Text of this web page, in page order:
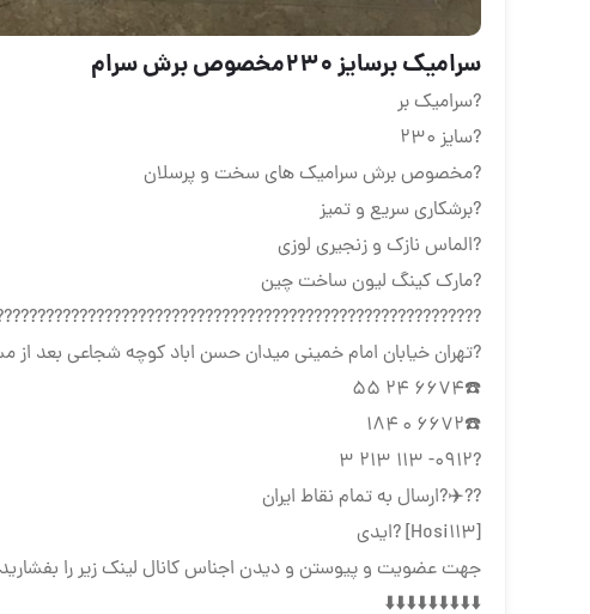
سرامیک برسایز ۲۳۰مخصوص برش سرام
?سرامیک بر
?سایز ۲۳۰
?مخصوص برش سرامیک های سخت و پرسلان
?برشکاری سریع و تمیز
?الماس نازک و زنجیری لوزی
?مارک کینگ لیون ساخت چین
?تهران خیابان امام خمینی میدان حسن اباد کوچه شجاعی بعد از
☎️۶۶۷۴ ۲۴ ۵۵
☎️۶۶۷۲ ۰ ۱۸۴
?۰۹۱۲- ۱۱۳ ۲۱۳ ۳
??✈️?ارسال به تمام نقاط ایران
[Hosi113] ?ایدی
جهت عضویت و پیوستن و دیدن اجناس کانال لینک زیر را بفشارید
⬇️⬇️⬇️⬇️⬇️⬇️⬇️⬇️⬇️